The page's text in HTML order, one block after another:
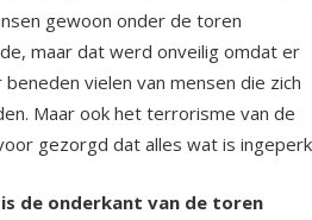
gewoon onder de toren
maar dat werd onveilig omdat er
vielen van mensen die zich
Maar ook het terrorisme van de
gezorgd dat alles wat is
de onderkant van de toren